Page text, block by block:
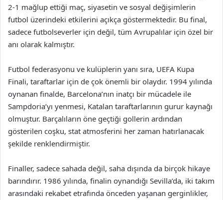
2-1 mağlup ettiği maç, siyasetin ve sosyal değişimlerin
futbol üzerindeki etkilerini açıkça göstermektedir. Bu final,
sadece futbolseverler için değil, tüm Avrupalılar için özel bir
anı olarak kalmıştır.
Futbol federasyonu ve kulüplerin yanı sıra, UEFA Kupa
Finali, taraftarlar için de çok önemli bir olaydır. 1994 yılında
oynanan finalde, Barcelona’nın inatçı bir mücadele ile
Sampdoria’yı yenmesi, Katalan taraftarlarının gurur kaynağı
olmuştur. Barçalıların öne geçtiği gollerin ardından
gösterilen coşku, stat atmosferini her zaman hatırlanacak
şekilde renklendirmiştir.
Finaller, sadece sahada değil, saha dışında da birçok hikaye
barındırır. 1986 yılında, finalin oynandığı Sevilla’da, iki takım
arasındaki rekabet etrafında önceden yaşanan gerginlikler,